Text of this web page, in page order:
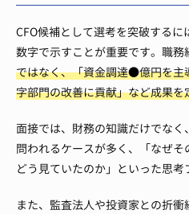
CFO候補として選考を突破する
数字で示すことが重要です。職務
ではなく、「資金調達●億円を主
字部門の改善に貢献」など成果を
面接では、財務の知識だけでな
問われるケースが多く、「なぜ
どう見ていたのか」といった思考
また、監査法人や投資家との折